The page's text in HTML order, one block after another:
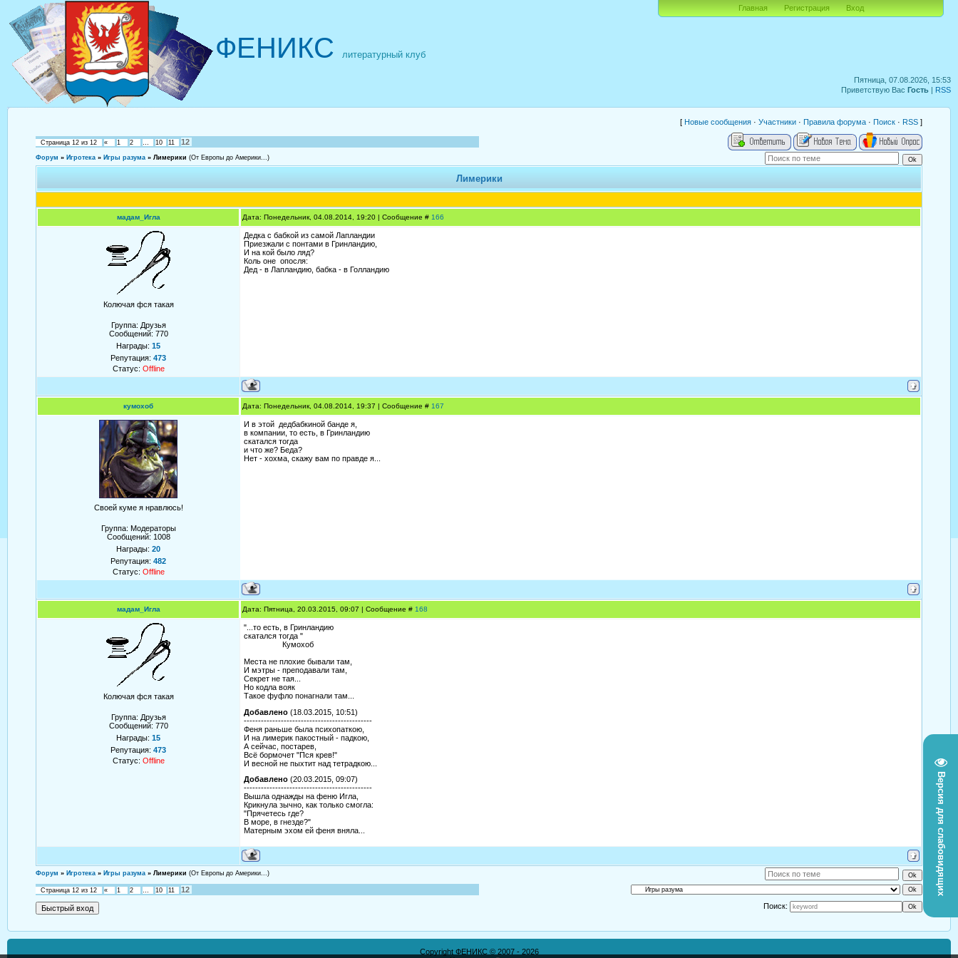
Версия для слабовидящих
Пятница, 07.08.2026, 15:53
Приветствую Вас Гость | RSS
ФЕНИКС литературный клуб
Главная Регистрация Вход
[ Новые сообщения · Участники · Правила форума · Поиск · RSS ]
Страница 12 из 12 « 1 2 … 10 11 12
Форум » Игротека » Игры разума » Лимерики (От Европы до Америки...)
Лимерики
мадам_Игла Дата: Понедельник, 04.08.2014, 19:20 | Сообщение # 166
Колючая фся такая
Группа: Друзья
Сообщений: 770
Награды: 15
Репутация: 473
Статус: Offline
Дедка с бабкой из самой Лапландии
Приезжали с понтами в Гринландию,
И на кой было ляд?
Коль оне опосля:
Дед - в Лапландию, бабка - в Голландию
кумохоб Дата: Понедельник, 04.08.2014, 19:37 | Сообщение # 167
Своей куме я нравлюсь!
Группа: Модераторы
Сообщений: 1008
Награды: 20
Репутация: 482
Статус: Offline
И в этой дедбабкиной банде я,
в компании, то есть, в Гринландию
скатался тогда
и что же? Беда?
Нет - хохма, скажу вам по правде я...
мадам_Игла Дата: Пятница, 20.03.2015, 09:07 | Сообщение # 168
Колючая фся такая
Группа: Друзья
Сообщений: 770
Награды: 15
Репутация: 473
Статус: Offline
"...то есть, в Гринландию
скатался тогда "
Кумохоб
Места не плохие бывали там,
И мэтры - преподавали там,
Секрет не тая...
Но кодла вояк
Такое фуфло понагнали там...
Добавлено (18.03.2015, 10:51)
---------------------------------------------
Феня раньше была психопаткою,
И на лимерик пакостный - падкою,
А сейчас, постарев,
Всё бормочет "Пся крев!"
И весной не пыхтит над тетрадкою...
Добавлено (20.03.2015, 09:07)
---------------------------------------------
Вышла однажды на феню Игла,
Крикнула зычно, как только смогла:
"Прячетесь где?
В море, в гнезде?"
Матерным эхом ей феня вняла...
Форум » Игротека » Игры разума » Лимерики (От Европы до Америки...)
Страница 12 из 12 « 1 2 … 10 11
12
Поиск:
Copyright ФЕНИКС © 2007 - 2026